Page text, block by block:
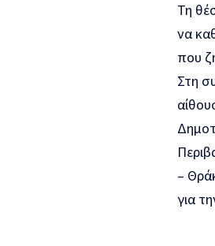
Τη
να
που
Στη
–
για